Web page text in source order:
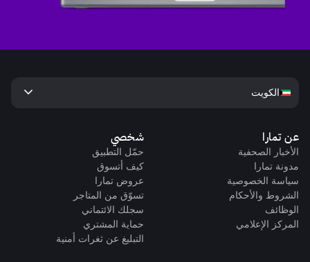
عن تمارا
الأخبار الصحفية
مدونة تمارا
سياسة الخصوصية
الشروط والأحكام
الوظائف
المركز الإعلامي
شخصي
حمّل التطبيق
كيف أتسوق
عروض تمارا
تسوّق من المتاجر
سجلك الائتماني
حماية المشتري
التبليغ عن ثغرات أمنية
الكويت keyboard_arrow_down